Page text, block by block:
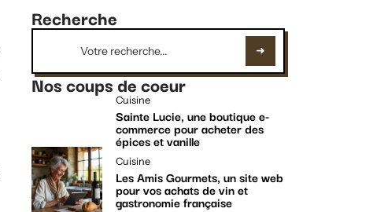
Recherche
Nos coups de coeur
Cuisine
Sainte Lucie, une boutique e-
commerce pour acheter des
épices et vanille
Cuisine
Les Amis Gourmets, un site web
pour vos achats de vin et
gastronomie française